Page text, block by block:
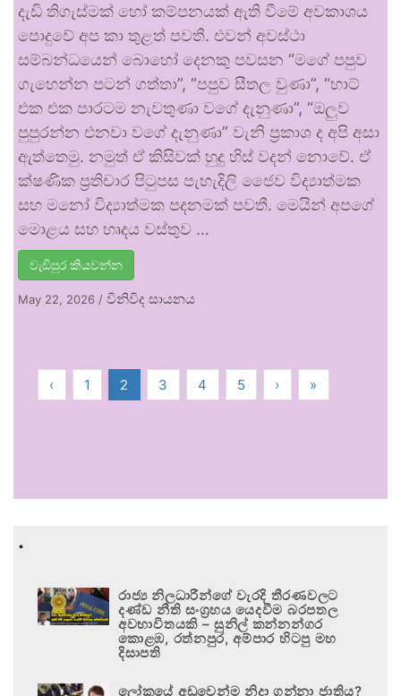
දැඩි තිගැස්මක් හෝ කම්පනයක් ඇති වීමේ අවකාශය
පොදුවේ අප කා තුළත් පවතී. එවන් අවස්ථා
සම්බන්ධයෙන් බොහෝ දෙනකු පවසන “මගේ පපුව
ගැහෙන්න පටන් ගත්තා”, “පපුව සීතල වුණා”, “හාට්
එක එක පාරටම නැවතුණා වගේ දැනුණා”, “ඔලුව
පුපුරන්න එනවා වගේ දැනුණා” වැනි ප්‍රකාශ ද අපි අසා
ඇත්තෙමු. නමුත් ඒ කිසිවක් හුදු හිස් වදන් නොවේ. ඒ
ක්ෂණික ප්‍රතිචාර පිටුපස පැහැදිලි ජෛව විද්‍යාත්මක
සහ මනෝ විද්‍යාත්මක පදනමක් පවතී. මෙයින් අපගේ
මොළය සහ හෘදය වස්තුව …
වැඩිපුර කියවන්න
May 22, 2026 / විනිවිද සායනය
‹ 1 2 3 4 5 › »
.
රාජ්‍ය නිලධාරීන්ගේ වැරදි තීරණවලට
දණ්ඩ නීති සංග්‍රහය යෙදවීම බරපතල
අවභාවිතයකි – සුනිල් කන්නන්ගර
කොළඹ, රත්නපුර, අම්පාර හිටපු මහ
දිසාපති
ලෝකයේ අඩුවෙන්ම නිදා ගන්නා ජාතිය?